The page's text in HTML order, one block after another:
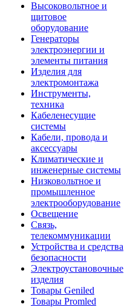
Высоковольтное и
щитовое
оборудование
Генераторы
электроэнергии и
элементы питания
Изделия для
электромонтажа
Инструменты,
техника
Кабеленесущие
системы
Кабели, провода и
аксессуары
Климатические и
инженерные системы
Низковольтное и
промышленное
электрооборудование
Освещение
Связь,
телекоммуникации
Устройства и средства
безопасности
Электроустановочные
изделия
Товары Geniled
Товары Promled